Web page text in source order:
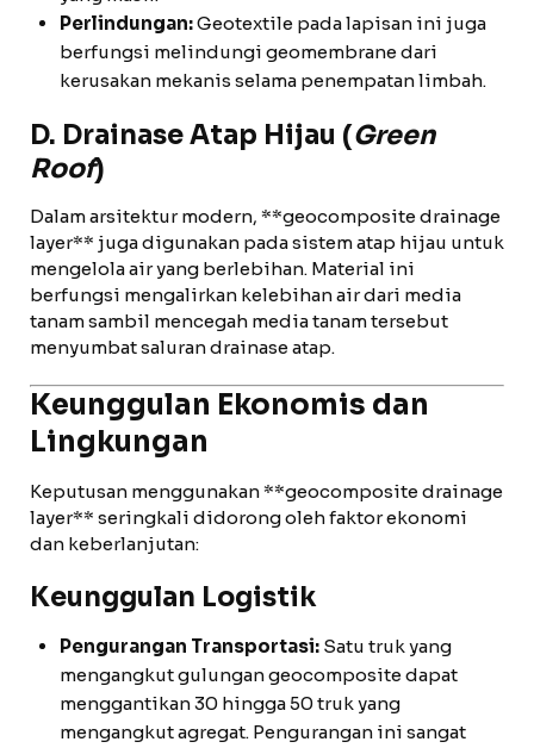
Perlindungan:Geotextile pada lapisan ini juga
berfungsi melindungi geomembrane dari
kerusakan mekanis selama penempatan limbah.
D. Drainase Atap Hijau (Green
Roof)
Dalam arsitektur modern, **geocomposite drainage
layer** juga digunakan pada sistem atap hijau untuk
mengelola air yang berlebihan. Material ini
berfungsi mengalirkan kelebihan air dari media
tanam sambil mencegah media tanam tersebut
menyumbat saluran drainase atap.
Keunggulan Ekonomis dan
Lingkungan
Keputusan menggunakan **geocomposite drainage
layer** seringkali didorong oleh faktor ekonomi
dan keberlanjutan:
Keunggulan Logistik
Pengurangan Transportasi: Satu truk yang
mengangkut gulungan geocomposite dapat
menggantikan 30 hingga 50 truk yang
mengangkut agregat. Pengurangan ini sangat